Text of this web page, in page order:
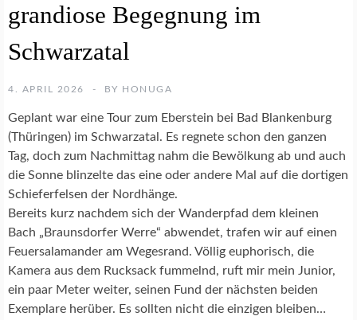
I
I
N
N
T
U
R
F
O
O
G
R
A
grandiose Begegnung im
Schwarzatal
4. APRIL 2026 BY HONUGA
Geplant war eine Tour zum Eberstein bei Bad Blankenburg
(Thüringen) im Schwarzatal. Es regnete schon den ganzen
Tag, doch zum Nachmittag nahm die Bewölkung ab und auch
die Sonne blinzelte das eine oder andere Mal auf die dortigen
Schieferfelsen der Nordhänge.
Bereits kurz nachdem sich der Wanderpfad dem kleinen
Bach „Braunsdorfer Werre“ abwendet, trafen wir auf einen
Feuersalamander am Wegesrand. Völlig euphorisch, die
Kamera aus dem Rucksack fummelnd, ruft mir mein Junior,
ein paar Meter weiter, seinen Fund der nächsten beiden
Exemplare herüber. Es sollten nicht die einzigen bleiben…